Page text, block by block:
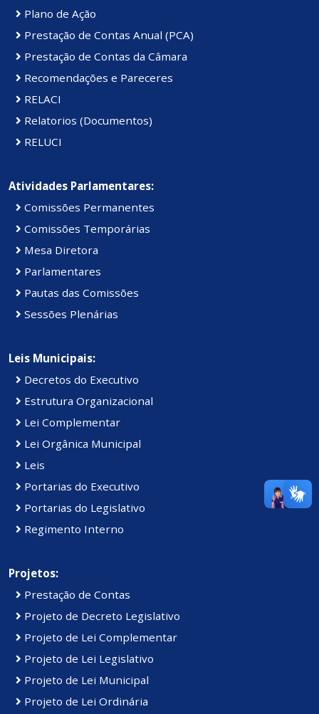
Plano de Ação
Prestação de Contas Anual (PCA)
Prestação de Contas da Câmara
Recomendações e Pareceres
RELACI
Relatorios (Documentos)
RELUCI
Atividades Parlamentares:
Comissões Permanentes
Comissões Temporárias
Mesa Diretora
Parlamentares
Pautas das Comissões
Sessões Plenárias
Leis Municipais:
Decretos do Executivo
Estrutura Organizacional
Lei Complementar
Lei Orgânica Municipal
Leis
Portarias do Executivo
Portarias do Legislativo
Regimento Interno
Projetos:
Prestação de Contas
Projeto de Decreto Legislativo
Projeto de Lei Complementar
Projeto de Lei Legislativo
Projeto de Lei Municipal
Projeto de Lei Ordinária